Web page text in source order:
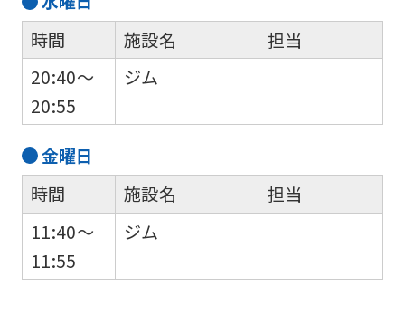
時間
20:40～
20:55
施設名
ジム
担当
金曜日
時間
11:40～
11:55
施設名
ジム
担当
may
not
translation.
differ